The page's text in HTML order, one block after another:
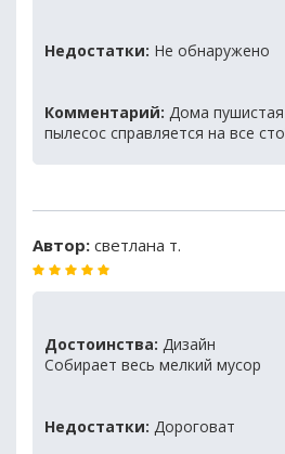
Недостатки: Не обнаружено
Комментарий: Дома
пылесос справляется на все
Автор: светлана т.
Достоинства: Дизайн
Собирает весь мелкий мусор
Недостатки: Дороговат